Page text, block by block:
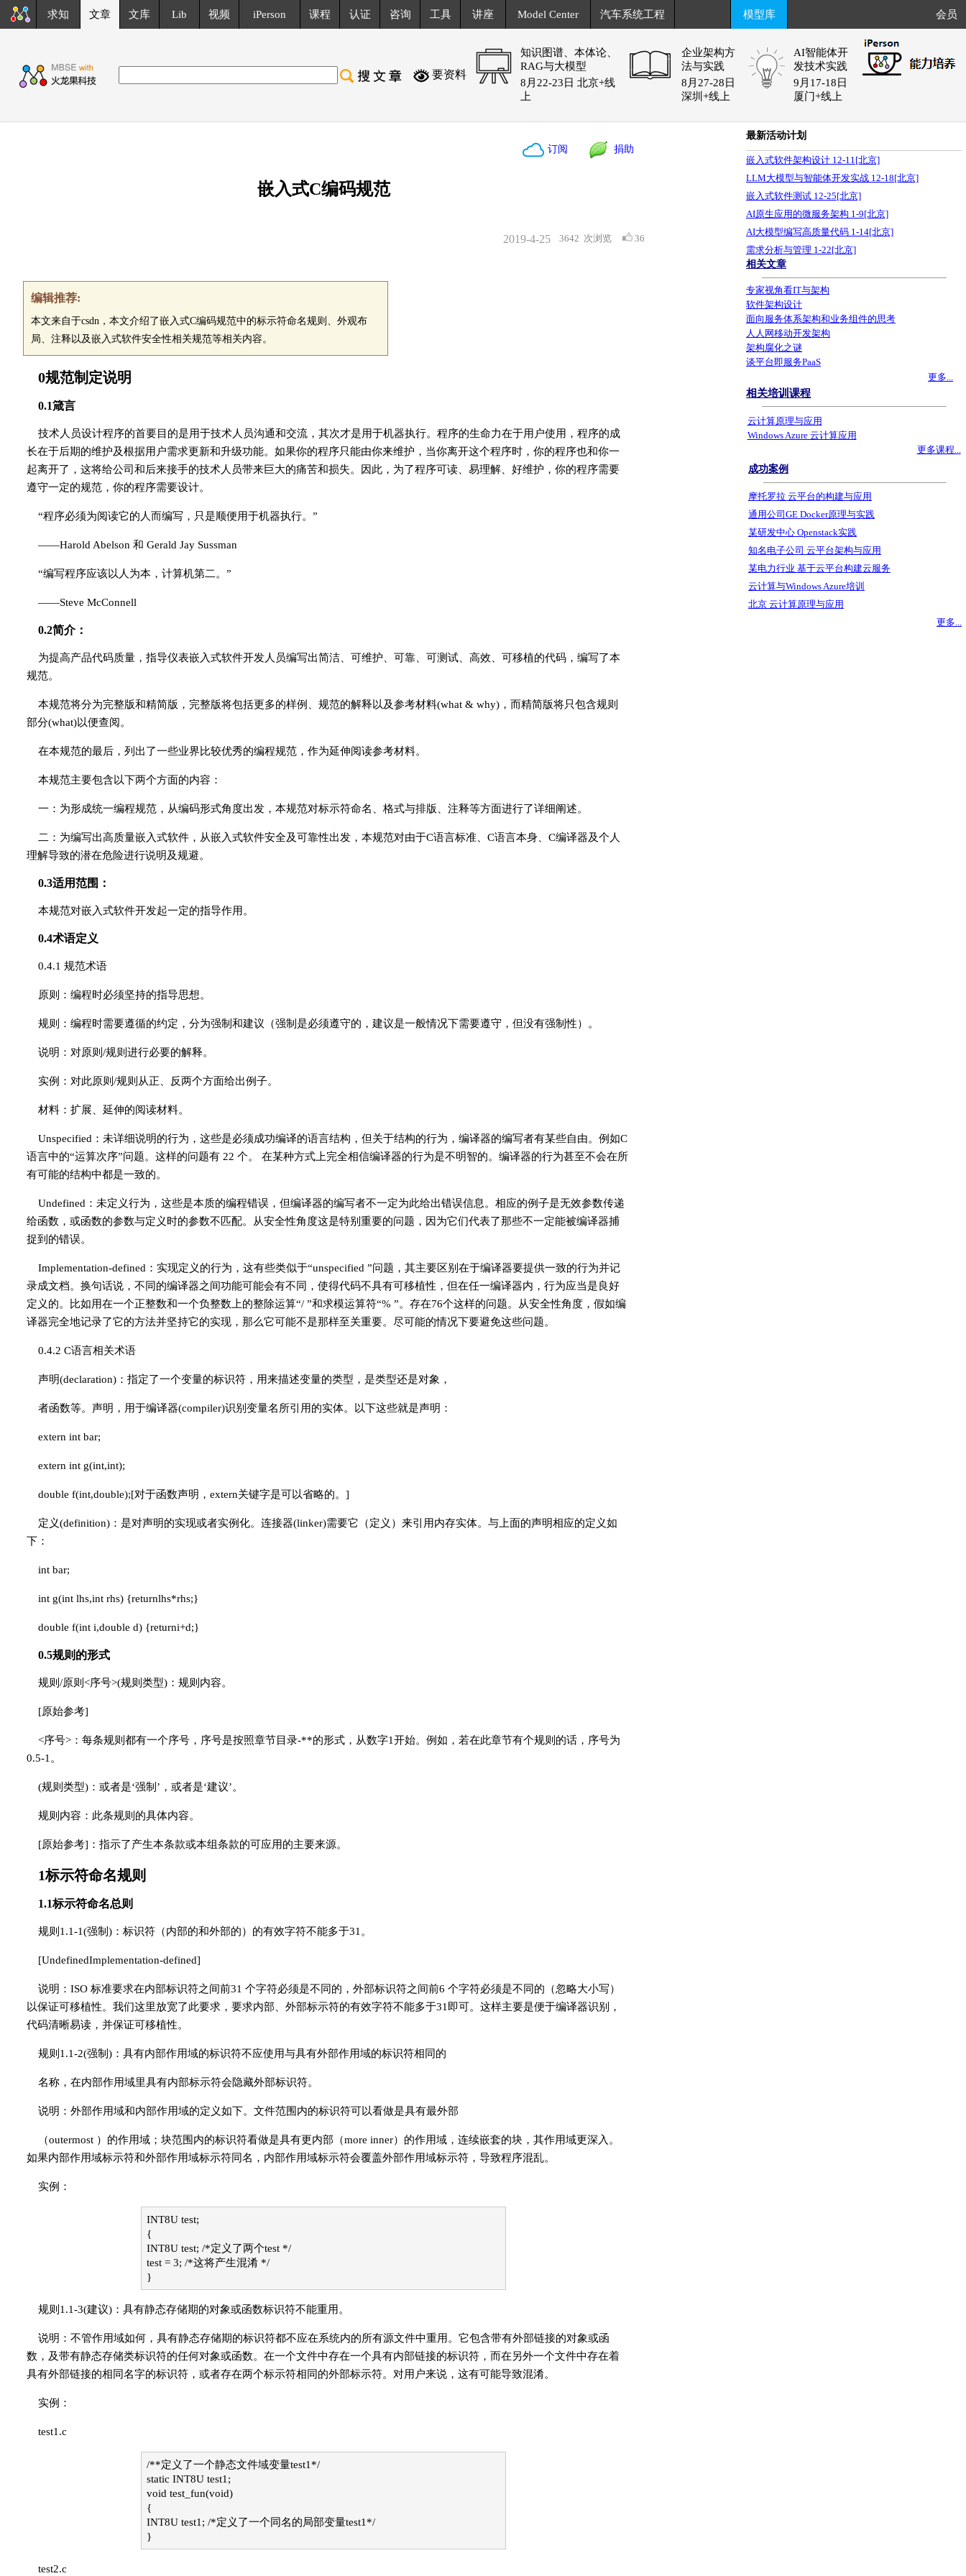
求知 文章 文库 Lib 视频 iPerson 课程 认证 咨询 工具 讲座 Model Center 汽车系统工程 模型库 会员
要资料
知识图谱、本体论、
RAG与大模型
8月22-23日 北京+线
上
企业架构方
法与实践
8月27-28日
深圳+线上
AI智能体开
发技术实践
9月17-18日
厦门+线上
订阅 捐助
嵌入式C编码规范
3642 次浏览 36
2019-4-25
编辑推荐:
本文来自于csdn，本文介绍了嵌入式C编码规范中的标示符命名规则、外观布
局、注释以及嵌入式软件安全性相关规范等相关内容。
0规范制定说明
0.1箴言
技术人员设计程序的首要目的是用于技术人员沟通和交流，其次才是用于机器执行。程序的生命力在于用户使用，程序的成
长在于后期的维护及根据用户需求更新和升级功能。如果你的程序只能由你来维护，当你离开这个程序时，你的程序也和你一
起离开了，这将给公司和后来接手的技术人员带来巨大的痛苦和损失。因此，为了程序可读、易理解、好维护，你的程序需要
遵守一定的规范，你的程序需要设计。
“程序必须为阅读它的人而编写，只是顺便用于机器执行。”
——Harold Abelson 和 Gerald Jay Sussman
“编写程序应该以人为本，计算机第二。”
——Steve McConnell
0.2简介：
为提高产品代码质量，指导仪表嵌入式软件开发人员编写出简洁、可维护、可靠、可测试、高效、可移植的代码，编写了本
规范。
本规范将分为完整版和精简版，完整版将包括更多的样例、规范的解释以及参考材料(what & why)，而精简版将只包含规则
部分(what)以便查阅。
在本规范的最后，列出了一些业界比较优秀的编程规范，作为延伸阅读参考材料。
本规范主要包含以下两个方面的内容：
一：为形成统一编程规范，从编码形式角度出发，本规范对标示符命名、格式与排版、注释等方面进行了详细阐述。
二：为编写出高质量嵌入式软件，从嵌入式软件安全及可靠性出发，本规范对由于C语言标准、C语言本身、C编译器及个人
理解导致的潜在危险进行说明及规避。
0.3适用范围：
本规范对嵌入式软件开发起一定的指导作用。
0.4术语定义
0.4.1 规范术语
原则：编程时必须坚持的指导思想。
规则：编程时需要遵循的约定，分为强制和建议（强制是必须遵守的，建议是一般情况下需要遵守，但没有强制性）。
说明：对原则/规则进行必要的解释。
实例：对此原则/规则从正、反两个方面给出例子。
材料：扩展、延伸的阅读材料。
Unspecified：未详细说明的行为，这些是必须成功编译的语言结构，但关于结构的行为，编译器的编写者有某些自由。例如C
语言中的“运算次序”问题。这样的问题有 22 个。 在某种方式上完全相信编译器的行为是不明智的。编译器的行为甚至不会在所
有可能的结构中都是一致的。
Undefined：未定义行为，这些是本质的编程错误，但编译器的编写者不一定为此给出错误信息。相应的例子是无效参数传递
给函数，或函数的参数与定义时的参数不匹配。从安全性角度这是特别重要的问题，因为它们代表了那些不一定能被编译器捕
捉到的错误。
Implementation-defined：实现定义的行为，这有些类似于“unspecified ”问题，其主要区别在于编译器要提供一致的行为并记
录成文档。换句话说，不同的编译器之间功能可能会有不同，使得代码不具有可移植性，但在任一编译器内，行为应当是良好
定义的。比如用在一个正整数和一个负整数上的整除运算“/ ”和求模运算符“% ”。存在76个这样的问题。从安全性角度，假如编
译器完全地记录了它的方法并坚持它的实现，那么它可能不是那样至关重要。尽可能的情况下要避免这些问题。
0.4.2 C语言相关术语
声明(declaration)：指定了一个变量的标识符，用来描述变量的类型，是类型还是对象，
者函数等。声明，用于编译器(compiler)识别变量名所引用的实体。以下这些就是声明：
extern int bar;
extern int g(int,int);
double f(int,double);[对于函数声明，extern关键字是可以省略的。]
定义(definition)：是对声明的实现或者实例化。连接器(linker)需要它（定义）来引用内存实体。与上面的声明相应的定义如
下：
int bar;
int g(int lhs,int rhs) {returnlhs*rhs;}
double f(int i,double d) {returni+d;}
0.5规则的形式
规则/原则<序号>(规则类型)：规则内容。
[原始参考]
<序号>：每条规则都有一个序号，序号是按照章节目录-**的形式，从数字1开始。例如，若在此章节有个规则的话，序号为
0.5-1。
(规则类型)：或者是‘强制’，或者是‘建议’。
规则内容：此条规则的具体内容。
[原始参考]：指示了产生本条款或本组条款的可应用的主要来源。
1标示符命名规则
1.1标示符命名总则
规则1.1-1(强制)：标识符（内部的和外部的）的有效字符不能多于31。
[UndefinedImplementation-defined]
说明：ISO 标准要求在内部标识符之间前31 个字符必须是不同的，外部标识符之间前6 个字符必须是不同的（忽略大小写）
以保证可移植性。我们这里放宽了此要求，要求内部、外部标示符的有效字符不能多于31即可。这样主要是便于编译器识别，
代码清晰易读，并保证可移植性。
规则1.1-2(强制)：具有内部作用域的标识符不应使用与具有外部作用域的标识符相同的
名称，在内部作用域里具有内部标示符会隐藏外部标识符。
说明：外部作用域和内部作用域的定义如下。文件范围内的标识符可以看做是具有最外部
（outermost ）的作用域；块范围内的标识符看做是具有更内部（more inner）的作用域，连续嵌套的块，其作用域更深入。
如果内部作用域标示符和外部作用域标示符同名，内部作用域标示符会覆盖外部作用域标示符，导致程序混乱。
实例：
INT8U test;
{
INT8U test; /*定义了两个test */
test = 3; /*这将产生混淆 */
}
规则1.1-3(建议)：具有静态存储期的对象或函数标识符不能重用。
说明：不管作用域如何，具有静态存储期的标识符都不应在系统内的所有源文件中重用。它包含带有外部链接的对象或函
数，及带有静态存储类标识符的任何对象或函数。在一个文件中存在一个具有内部链接的标识符，而在另外一个文件中存在着
具有外部链接的相同名字的标识符，或者存在两个标示符相同的外部标示符。对用户来说，这有可能导致混淆。
实例：
test1.c
/**定义了一个静态文件域变量test1*/
static INT8U test1;
void test_fun(void)
{
INT8U test1; /*定义了一个同名的局部变量test1*/
}
test2.c
最新活动计划
嵌入式软件架构设计 12-11[北京]
LLM大模型与智能体开发实战 12-18[北京]
嵌入式软件测试 12-25[北京]
AI原生应用的微服务架构 1-9[北京]
AI大模型编写高质量代码 1-14[北京]
需求分析与管理 1-22[北京]
相关文章
专家视角看IT与架构
软件架构设计
面向服务体系架构和业务组件的思考
人人网移动开发架构
架构腐化之谜
谈平台即服务PaaS
更多...
相关培训课程
云计算原理与应用
Windows Azure 云计算应用
更多课程...
成功案例
摩托罗拉 云平台的构建与应用
通用公司GE Docker原理与实践
某研发中心 Openstack实践
知名电子公司 云平台架构与应用
某电力行业 基于云平台构建云服务
云计算与Windows Azure培训
北京 云计算原理与应用
更多...